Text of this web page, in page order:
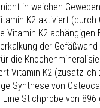
in weichen
K2 aktiviert (durch
Vitamin-K2-abhängigen
der
die
Vitamin K2 (zusätzlich
Synthese von
Stichprobe von 896